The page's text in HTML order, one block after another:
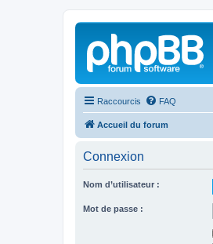
Raccourcis FAQ
Accueil du forum
Connexion
Nom d’utilisateur :
Mot de passe :